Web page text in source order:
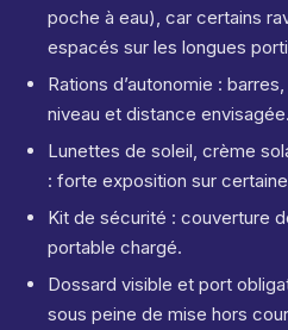
poche à eau), car certains
espacés sur les longues
Rations d’autonomie :
niveau et distance envisagée.
Lunettes de soleil, crème
: forte exposition sur
Kit de sécurité : couverture
portable chargé.
Dossard visible et port
sous peine de mise hors